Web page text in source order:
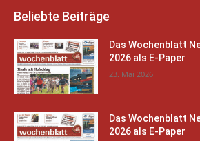
Beliebte Beiträge
Das Wochenblatt
2026 als E-Paper
23. Mai 2026
Das Wochenblatt
2026 als E-Paper